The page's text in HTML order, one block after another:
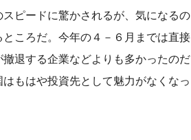
ピードに驚かされるが、気になるの
ころだ。今年の４－６月までは直接
退する企業などよりも多かったのだ
もはや投資先として魅力がなくなっ